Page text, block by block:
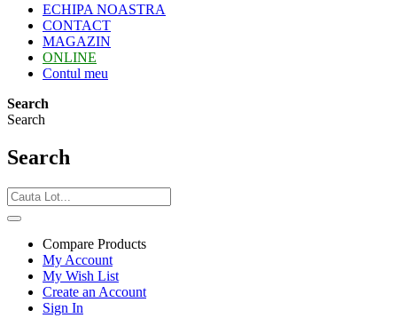
ECHIPA NOASTRA
CONTACT
MAGAZIN
ONLINE
Contul meu
Search
Search
Search
Compare Products
My Account
My Wish List
Create an Account
Sign In